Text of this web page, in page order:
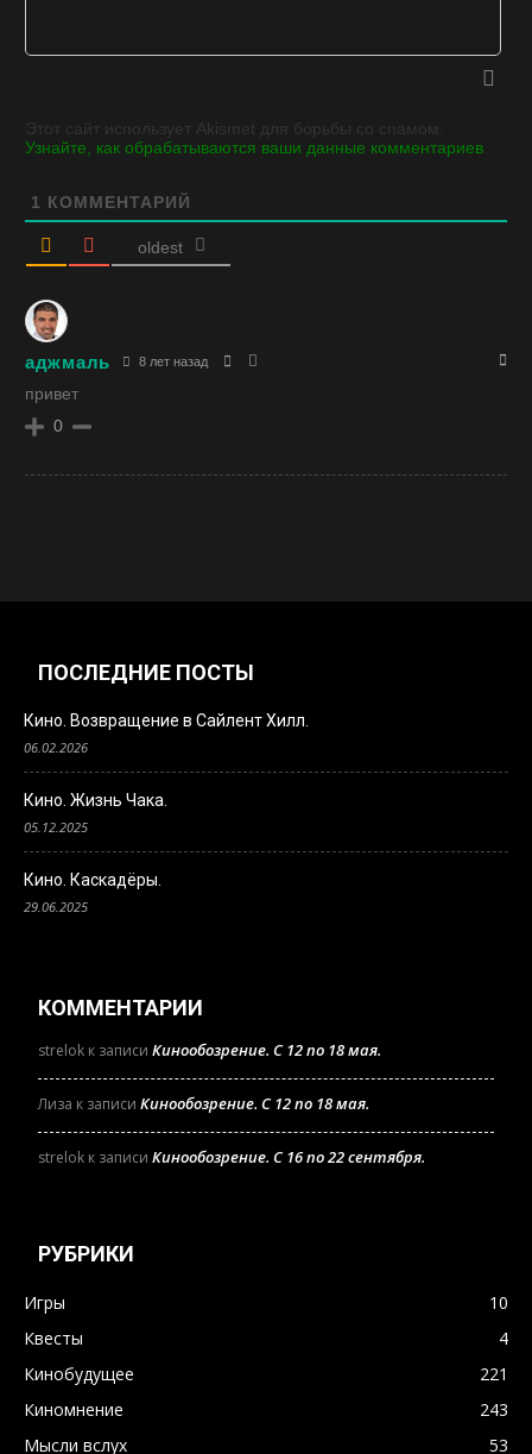
Этот сайт использует Akismet для борьбы со спамом.
Узнайте, как обрабатываются ваши данные комментариев
1 КОММЕНТАРИЙ
oldest
аджмаль 8 лет назад
привет
0
ПОСЛЕДНИЕ ПОСТЫ
Кино. Возвращение в Сайлент Хилл.
06.02.2026
Кино. Жизнь Чака.
05.12.2025
Кино. Каскадёры.
29.06.2025
КОММЕНТАРИИ
strelok к записи Кинообозрение. С 12 по 18 мая.
Лиза к записи Кинообозрение. С 12 по 18 мая.
strelok к записи Кинообозрение. С 16 по 22 сентября.
РУБРИКИ
Игры
10
Квесты
4
Кинобудущее
221
Киномнение
243
Мысли вслух
53